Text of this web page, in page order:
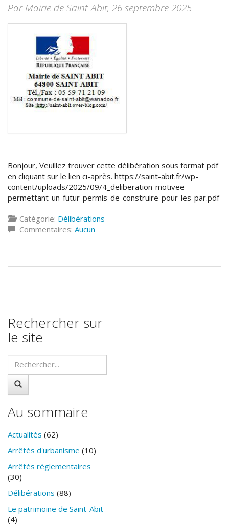
Par Mairie de Saint-Abit, 26 septembre 2025
Bonjour, Veuillez trouver cette délibération sous format pdf
en cliquant sur le lien ci-après. https://saint-abit.fr/wp-
content/uploads/2025/09/4_deliberation-motivee-
permettant-un-futur-permis-de-construire-pour-les-par.pdf
Catégorie: Délibérations
Commentaires: Aucun
Rechercher sur
le site
Au sommaire
Actualités (62)
Arrêtés d'urbanisme (10)
Arrêtés réglementaires
(30)
Délibérations (88)
Le patrimoine de Saint-Abit
(4)